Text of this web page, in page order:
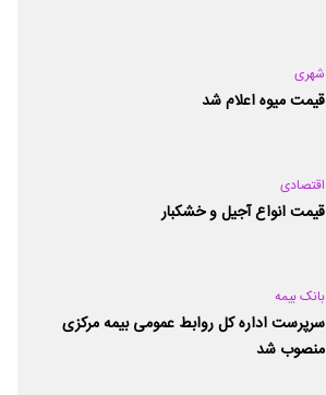
شهری
قیمت میوه اعلام شد
اقتصادی
قیمت انواع آجیل و خشکبار
بانک بیمه
سرپرست اداره کل روابط عمومی بیمه مرکزی
منصوب شد